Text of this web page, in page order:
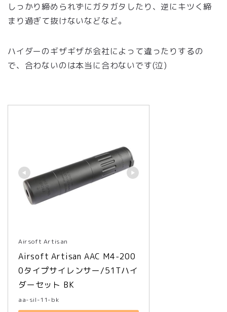
しっかり締められずにガタガタしたり、逆にキツく締
まり過ぎて抜けないなどなど。
ハイダーのギザギザが会社によって違ったりするの
で、合わないのは本当に合わないです(泣)
Airsoft Artisan
Airsoft Artisan AAC M4-200
0タイプサイレンサー/51Tハイ
ダーセット BK
aa-sil-11-bk